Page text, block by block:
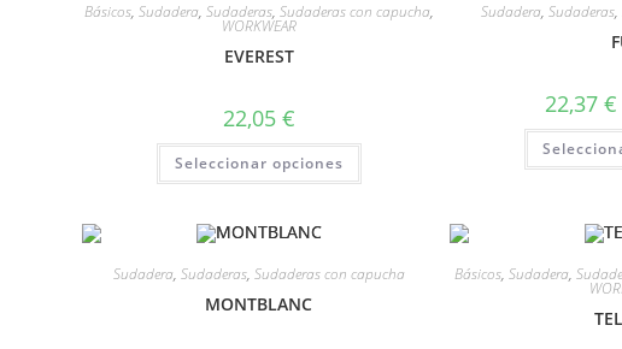
Básicos, Sudadera, Sudaderas, Sudaderas con capucha,
WORKWEAR
EVEREST
22,05 €
Seleccionar opciones
Sudadera, Sudaderas,
22,37 €
Sudadera, Sudaderas, Sudaderas con capucha
MONTBLANC
Básicos, Sudadera,